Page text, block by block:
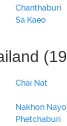
Chanthaburi
Sa Kaeo
Chai Nat
Nakhon
Phetchaburi